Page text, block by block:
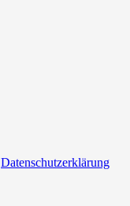
Datenschutzerklärung